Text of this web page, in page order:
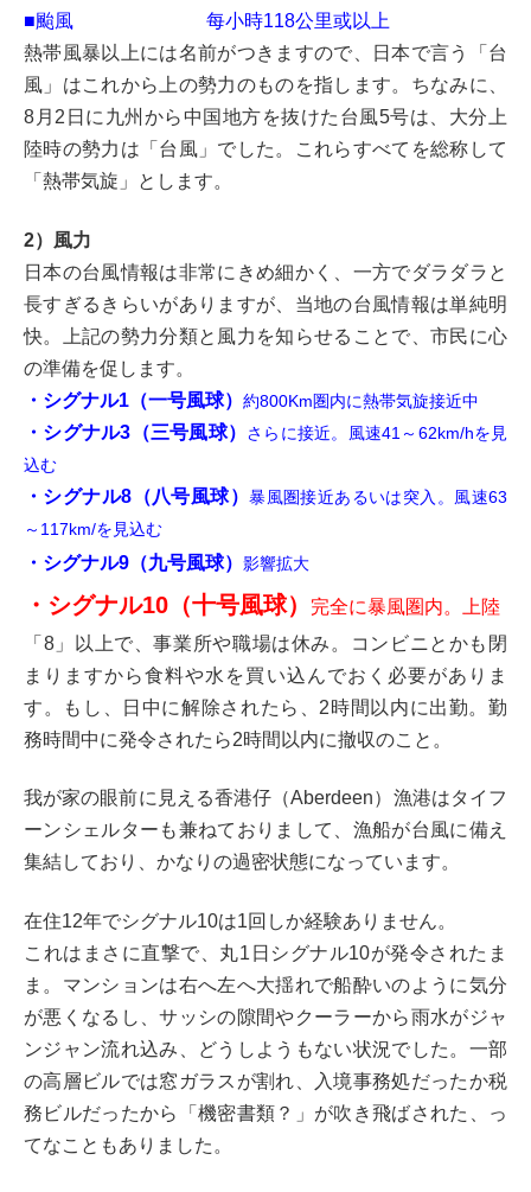
■颱風 每小時118公里或以上
熱帯風暴以上には名前がつきますので、日本で言う「台
風」はこれから上の勢力のものを指します。ちなみに、
8月2日に九州から中国地方を抜けた台風5号は、大分上
陸時の勢力は「台風」でした。これらすべてを総称して
「熱帯気旋」とします。
2）風力
日本の台風情報は非常にきめ細かく、一方でダラダラと
長すぎるきらいがありますが、当地の台風情報は単純明
快。上記の勢力分類と風力を知らせることで、市民に心
の準備を促します。
・シグナル1（一号風球） 約800Km圏内に熱帯気旋接近中
・シグナル3（三号風球） さらに接近。風速41～62km/hを見
込む
・シグナル8（八号風球）暴風圏接近あるいは突入。風速63
～117km/を見込む
・シグナル9（九号風球） 影響拡大
・シグナル10（十号風球）
完全に暴風圏内。上陸
「8」以上で、事業所や職場は休み。コンビニとかも閉
まりますから食料や水を買い込んでおく必要がありま
す。もし、日中に解除されたら、2時間以内に出勤。勤
務時間中に発令されたら2時間以内に撤収のこと。
我が家の眼前に見える香港仔（Aberdeen）漁港はタイフ
ーンシェルターも兼ねておりまして、漁船が台風に備え
集結しており、かなりの過密状態になっています。
在住12年でシグナル10は1回しか経験ありません。
これはまさに直撃で、丸1日シグナル10が発令されたま
ま。マンションは右へ左へ大揺れで船酔いのように気分
が悪くなるし、サッシの隙間やクーラーから雨水がジャ
ンジャン流れ込み、どうしようもない状況でした。一部
の高層ビルでは窓ガラスが割れ、入境事務処だったか税
務ビルだったから「機密書類？」が吹き飛ばされた、っ
てなこともありました。